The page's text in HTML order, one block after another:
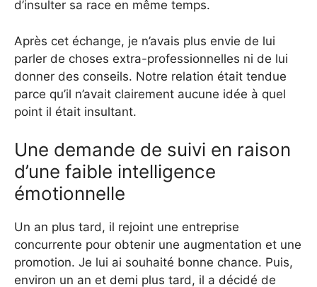
d’insulter sa race en même temps.
Après cet échange, je n’avais plus envie de lui
parler de choses extra-professionnelles ni de lui
donner des conseils. Notre relation était tendue
parce qu’il n’avait clairement aucune idée à quel
point il était insultant.
Une demande de suivi en raison
d’une faible intelligence
émotionnelle
Un an plus tard, il rejoint une entreprise
concurrente pour obtenir une augmentation et une
promotion. Je lui ai souhaité bonne chance. Puis,
environ un an et demi plus tard, il a décidé de